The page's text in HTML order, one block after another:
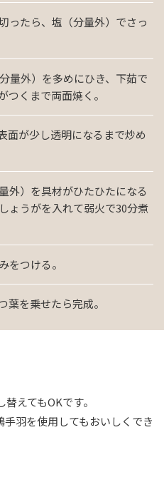
ったら、塩（分量外）でさっ
量外）を多めにひき、下茹で
つくまで両面焼く。
が少し透明になるまで炒め
）を具材がひたひたになる
ょうがを入れて弱火で30分煮
つける。
を乗せたら完成。
えてもOKです。
羽を使用してもおいしくでき